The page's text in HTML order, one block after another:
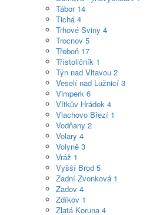
Tábor 14
Tichá 4
Trhové Sviny 4
Trocnov 5
Třeboň 17
Třístoličník 1
Týn nad Vltavou 2
Veselí nad Lužnicí 3
Vimperk 6
Vítkův Hrádek 4
Vlachovo Březí 1
Vodňany 2
Volary 4
Volyně 3
Vráž 1
Vyšší Brod 5
Zadní Zvonková 1
Zadov 4
Zdíkov 1
Zlatá Koruna 4